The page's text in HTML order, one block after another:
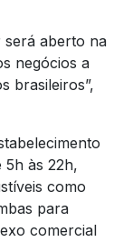
será aberto na
negócios a
brasileiros”,
às 22h,
como
para
comercial